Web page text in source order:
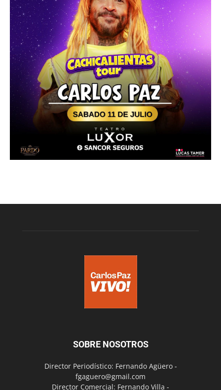
SOBRE NOSOTROS
Director Periodístico: Fernando Agüero -
fgaguero@gmail.com
Director Comercial: Fernando Villa -